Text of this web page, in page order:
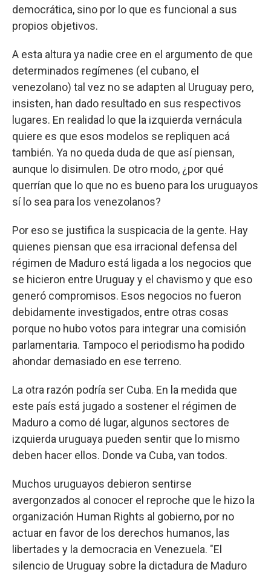
democrática, sino por lo que es funcional a sus
propios objetivos.
A esta altura ya nadie cree en el argumento de que
determinados regímenes (el cubano, el
venezolano) tal vez no se adapten al Uruguay pero,
insisten, han dado resultado en sus respectivos
lugares. En realidad lo que la izquierda vernácula
quiere es que esos modelos se repliquen acá
también. Ya no queda duda de que así piensan,
aunque lo disimulen. De otro modo, ¿por qué
querrían que lo que no es bueno para los uruguayos
sí lo sea para los venezolanos?
Por eso se justifica la suspicacia de la gente. Hay
quienes piensan que esa irracional defensa del
régimen de Maduro está ligada a los negocios que
se hicieron entre Uruguay y el chavismo y que eso
generó compromisos. Esos negocios no fueron
debidamente investigados, entre otras cosas
porque no hubo votos para integrar una comisión
parlamentaria. Tampoco el periodismo ha podido
ahondar demasiado en ese terreno.
La otra razón podría ser Cuba. En la medida que
este país está jugado a sostener el régimen de
Maduro a como dé lugar, algunos sectores de
izquierda uruguaya pueden sentir que lo mismo
deben hacer ellos. Donde va Cuba, van todos.
Muchos uruguayos debieron sentirse
avergonzados al conocer el reproche que le hizo la
organización Human Rights al gobierno, por no
actuar en favor de los derechos humanos, las
libertades y la democracia en Venezuela. "El
silencio de Uruguay sobre la dictadura de Maduro